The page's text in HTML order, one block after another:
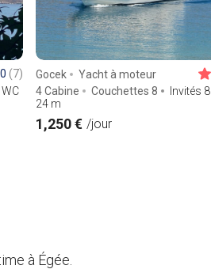
WC
(7) Gocek
Yacht à moteur
4 Cabine
Couchettes 8 Invités 8
24 m
1,250 € /jour
à Égée.